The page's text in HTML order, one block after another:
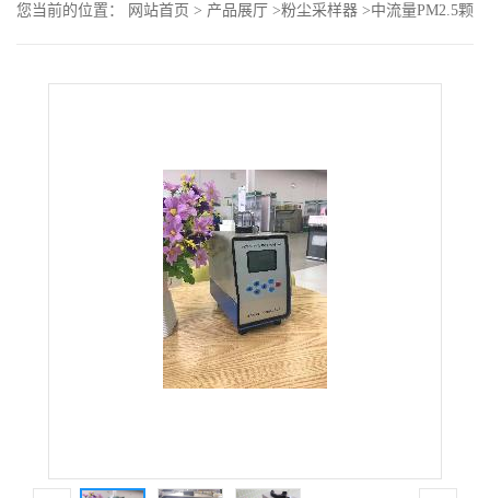
公
您当前的位置： 网站首页 > 产品展厅 >粉尘采样器 >中流量PM2.5颗